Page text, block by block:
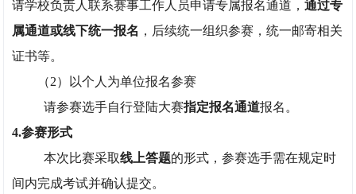
请学校负责人联系赛事工作人员申请专属报名通道，通过专
属通道或线下统一报名 ，后续统一组织参赛，统一邮寄相关
证书等。
（2）以个人为单位报名参赛
请参赛选手自行登陆大赛指定报名通道报名。
4.参赛形式
本次比赛采取线上答题的形式，参赛选手需在规定时
间内完成考试并确认提交。